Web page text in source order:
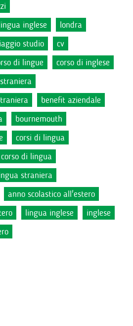
inglese
londra
studio
cv
di lingue
corso di inglese
benefit aziendale
bournemouth
corsi di lingua
corso di lingua
straniera
anno scolastico all'estero
lingua inglese
inglese